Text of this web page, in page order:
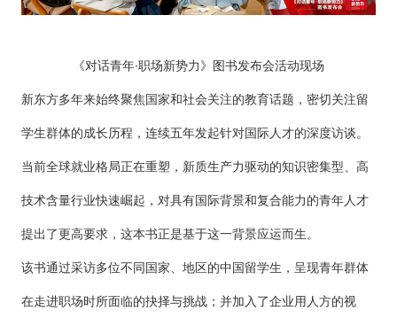
《对话青年·职场新势力》图书发布会活动现场
新东方多年来始终聚焦国家和社会关注的教育话题，密切关注留
学生群体的成长历程，连续五年发起针对国际人才的深度访谈。
当前全球就业格局正在重塑，新质生产力驱动的知识密集型、高
技术含量行业快速崛起，对具有国际背景和复合能力的青年人才
提出了更高要求，这本书正是基于这一背景应运而生。
该书通过采访多位不同国家、地区的中国留学生，呈现青年群体
在走进职场时所面临的抉择与挑战；并加入了企业用人方的视